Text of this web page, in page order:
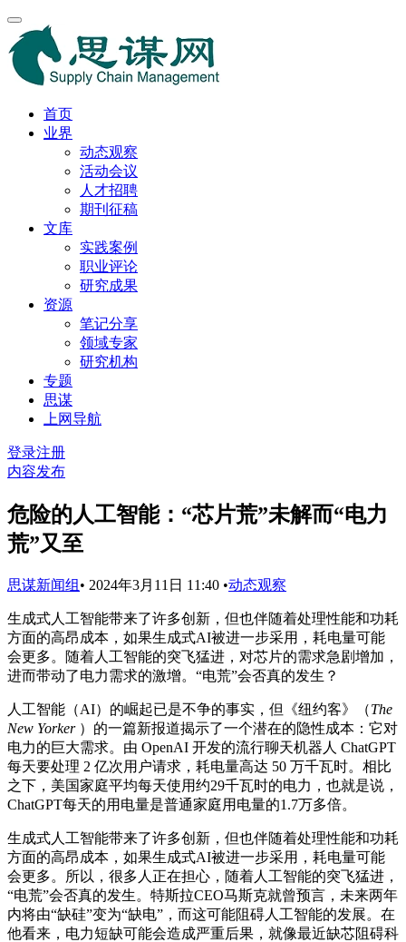
首页
业界
动态观察
活动会议
人才招聘
期刊征稿
文库
实践案例
职业评论
研究成果
资源
笔记分享
领域专家
研究机构
专题
思谋
上网导航
登录注册
内容发布
危险的人工智能：“芯片荒”未解而“电力
荒”又至
思谋新闻组 • 2024年3月11日 11:40 •动态观察
生成式人工智能带来了许多创新，但也伴随着处理性能和功耗
方面的高昂成本，如果生成式AI被进一步采用，耗电量可能
会更多。随着人工智能的突飞猛进，对芯片的需求急剧增加，
进而带动了电力需求的激增。“电荒”会否真的发生？
人工智能（AI）的崛起已是不争的事实，但《纽约客》（The
New Yorker）的一篇新报道揭示了一个潜在的隐性成本：它对
电力的巨大需求。由 OpenAI 开发的流行聊天机器人 ChatGPT
每天要处理 2 亿次用户请求，耗电量高达 50 万千瓦时。相比
之下，美国家庭平均每天使用约29千瓦时的电力，也就是说，
ChatGPT每天的用电量是普通家庭用电量的1.7万多倍。
生成式人工智能带来了许多创新，但也伴随着处理性能和功耗
方面的高昂成本，如果生成式AI被进一步采用，耗电量可能
会更多。所以，很多人正在担心，随着人工智能的突飞猛进，
“电荒”会否真的发生。特斯拉CEO马斯克就曾预言，未来两年
内将由“缺硅”变为“缺电”，而这可能阻碍人工智能的发展。在
他看来，电力短缺可能会造成严重后果，就像最近缺芯阻碍科